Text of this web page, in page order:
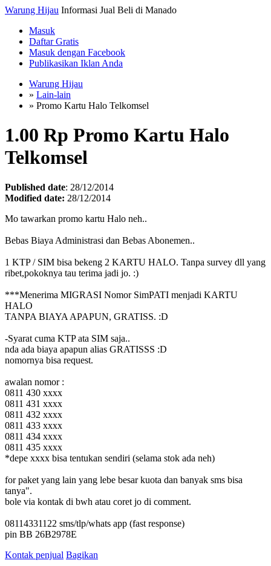
Warung Hijau Informasi Jual Beli di Manado
Masuk
Daftar Gratis
Masuk dengan Facebook
Publikasikan Iklan Anda
Warung Hijau
» Lain-lain
» Promo Kartu Halo Telkomsel
1.00 Rp Promo Kartu Halo
Telkomsel
Published date: 28/12/2014
Modified date: 28/12/2014
Mo tawarkan promo kartu Halo neh..
Bebas Biaya Administrasi dan Bebas Abonemen..
1 KTP / SIM bisa bekeng 2 KARTU HALO. Tanpa survey dll yang
ribet,pokoknya tau terima jadi jo. :)
***Menerima MIGRASI Nomor SimPATI menjadi KARTU
HALO
TANPA BIAYA APAPUN, GRATISS. :D
-Syarat cuma KTP ata SIM saja..
nda ada biaya apapun alias GRATISSS :D
nomornya bisa request.
awalan nomor :
0811 430 xxxx
0811 431 xxxx
0811 432 xxxx
0811 433 xxxx
0811 434 xxxx
0811 435 xxxx
*depe xxxx bisa tentukan sendiri (selama stok ada neh)
for paket yang lain yang lebe besar kuota dan banyak sms bisa
tanya".
bole via kontak di bwh atau coret jo di comment.
08114331122 sms/tlp/whats app (fast response)
pin BB 26B2978E
Kontak penjual Bagikan